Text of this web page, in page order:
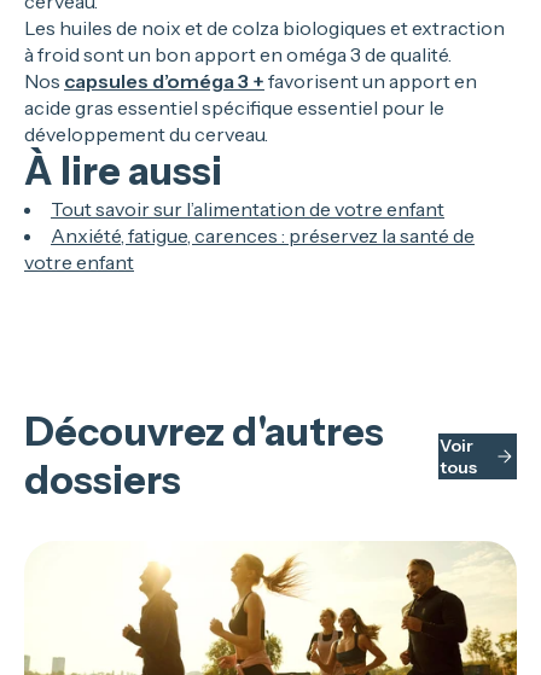
Les huiles de noix et de colza biologiques et extraction
à froid sont un bon apport en oméga 3 de qualité.
Nos capsules d’oméga 3 + favorisent un apport en
acide gras essentiel spécifique essentiel pour le
développement du cerveau.
À lire aussi
Tout savoir sur l’alimentation de votre enfant
Anxiété, fatigue, carences : préservez la santé de
votre enfant
Découvrez d'autres
dossiers
Voir
tous